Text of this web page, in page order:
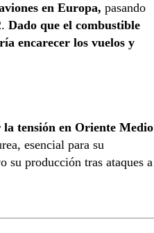
en Europa, pasando
Dado que el combustible
encarecer los vuelos y
tensión en Oriente Medio
esencial para su
su producción tras ataques a